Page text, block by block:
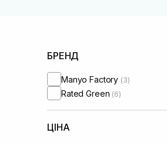
БРЕНД
Manyo Factory (3)
Rated Green (6)
ЦІНА